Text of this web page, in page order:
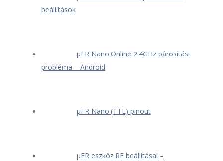
beállítások
μFR Nano Online 2.4GHz párosítási
probléma – Android
μFR Nano (TTL) pinout
μFR eszköz RF beállításai –